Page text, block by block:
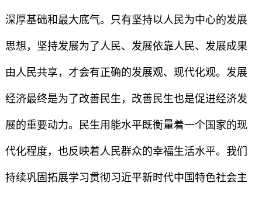
深厚基础和最大底气。只有坚持以人民为中心的发展
思想，坚持发展为了人民、发展依靠人民、发展成果
由人民共享，才会有正确的发展观、现代化观。发展
经济最终是为了改善民生，改善民生也是促进经济发
展的重要动力。民生用能水平既衡量着一个国家的现
代化程度，也反映着人民群众的幸福生活水平。我们
持续巩固拓展学习贯彻习近平新时代中国特色社会主